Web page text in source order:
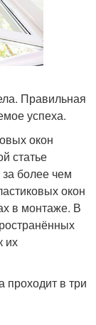
Правильная
успеха.
окон
статье
более чем
окон
в монтаже. В
их
проходит в три